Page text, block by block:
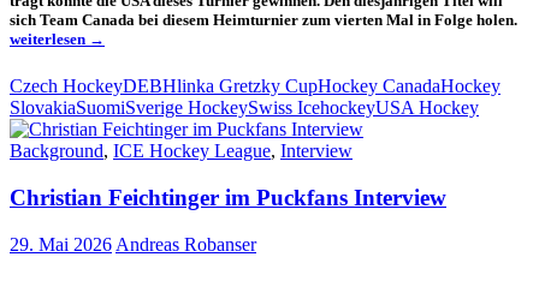
sich Team Canada bei diesem Heimturnier zum vierten Mal in Folge holen.Die
weiterlesen →
Czech HockeyDEBHlinka Gretzky CupHockey CanadaHockey
SlovakiaSuomiSverige HockeySwiss IcehockeyUSA Hockey
Background, ICE Hockey League, Interview
Christian Feichtinger im Puckfans Interview
29. Mai 2026 Andreas Robanser